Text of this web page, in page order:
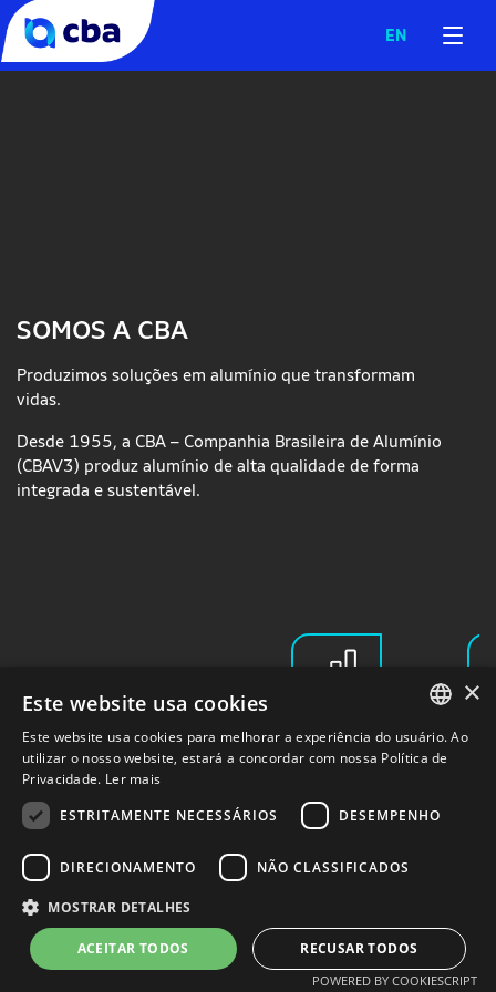
EN
SOMOS A CBA
Produzimos soluções em alumínio que transformam
vidas.
Desde 1955, a CBA – Companhia Brasileira de Alumínio
(CBAV3) produz alumínio de alta qualidade de forma
integrada e sustentável.
Política de Privacidade
Powered by MZ
PORTUGUESE
×
Este website usa cookies
Este website usa cookies para melhorar a experiência do usuário. Ao
utilizar o nosso website, estará a concordar com nossa Política de
Privacidade. Ler mais
ESTRITAMENTE NECESSÁRIOS
DESEMPENHO
DIRECIONAMENTO NÃO CLASSIFICADOS
MOSTRAR DETALHES
ACEITAR TODOS RECUSAR TODOS
POWERED BY COOKIESCRIPT